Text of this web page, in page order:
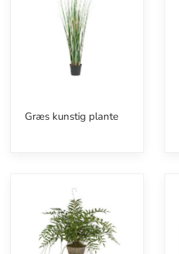
Græs kunstig plante